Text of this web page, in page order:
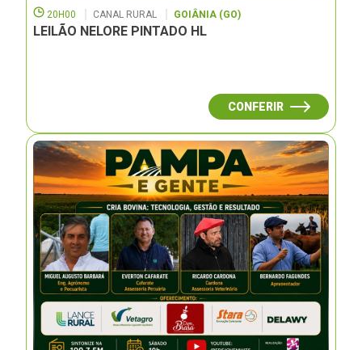
20H00 CANAL RURAL GOIÂNIA (GO)
LEILÃO NELORE PINTADO HL
CONFERIR